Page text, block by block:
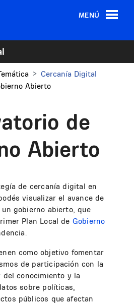
MENÚ
Cercanía Digital
Abierto
de
Abierto
de cercanía digital en
visualizar el avance de
gobierno abierto, que
Plan Local de Gobierno
como objetivo fomentar
de participación con la
conocimiento y la
sobre políticas,
públicos que afectan